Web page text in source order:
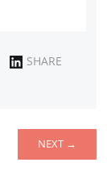
SHARE
NEXT →